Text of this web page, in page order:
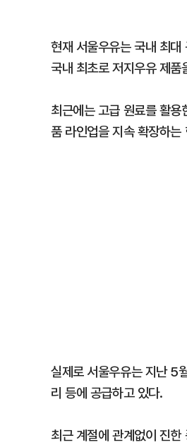
현재 서울우유는 국내 최
국내 최초로 저지우유 제품
최근에는 고급 원료를 활
품 라인업을 지속 확장하
실제로 서울우유는 지난 5
리 등에 공급하고 있다.
최근 계절에 관계없이 진